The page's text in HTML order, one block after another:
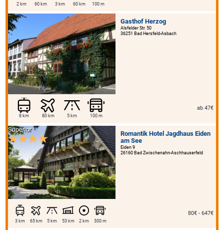
2 km 60 km 3 km 60 km 100 m
Gasthof Herzog
Alsfelder Str. 50
36251 Bad Hersfeld-Asbach
8 km 80 km 5 km 100 m
ab 47€
Romantik Hotel Jagdhaus Eiden
am See
Eiden 9
26160 Bad Zwischenahn-Aschhauserfeld
Superior
3 km 65 km 5 km 53 km 2 km 300 m
80€ - 647€